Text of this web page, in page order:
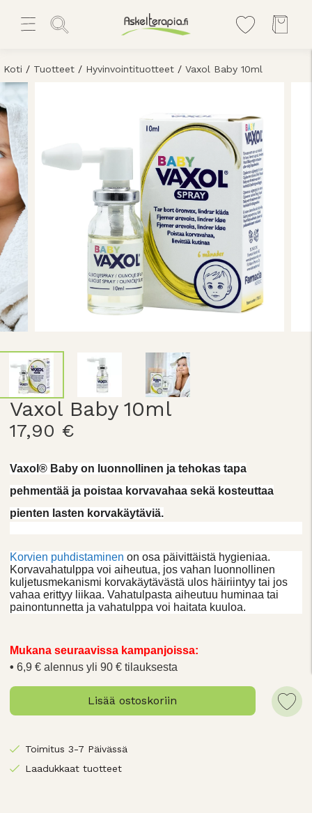
Koti / Tuotteet / Hyvinvointituotteet / Vaxol Baby 10ml
Vaxol Baby 10ml
17,90 €
Vaxol® Baby on luonnollinen ja tehokas tapa
pehmentää ja poistaa korvavahaa sekä kosteuttaa
pienten lasten korvakäytäviä.
Korvien puhdistaminen on osa päivittäistä hygieniaa.
Korvavahatulppa voi aiheutua, jos vahan luonnollinen
kuljetusmekanismi korvakäytävästä ulos häiriintyy tai jos
vahaa erittyy liikaa. Vahatulpasta aiheutuu huminaa tai
painontunnetta ja vahatulppa voi haitata kuuloa.
Mukana seuraavissa kampanjoissa:
6,9 € alennus yli 90 € tilauksesta
Lisää ostoskoriin
Toimitus 3-7 Päivässä
Laadukkaat tuotteet